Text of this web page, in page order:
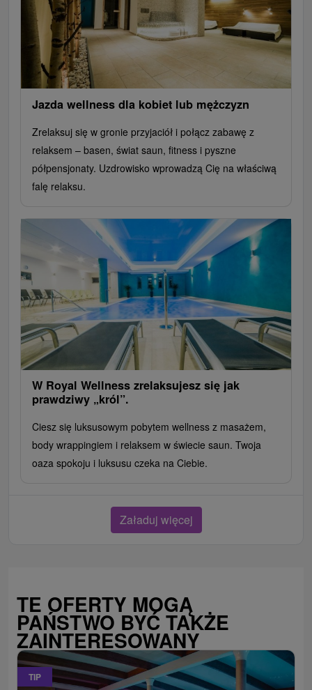
Jazda wellness dla kobiet lub mężczyzn
Zrelaksuj się w gronie przyjaciół i połącz zabawę z
relaksem – basen, świat saun, fitness i pyszne
półpensjonaty. Uzdrowisko wprowadzą Cię na właściwą
falę relaksu.
W Royal Wellness zrelaksujesz się jak
prawdziwy „król”.
Ciesz się luksusowym pobytem wellness z masażem,
body wrappingiem i relaksem w świecie saun. Twoja
oaza spokoju i luksusu czeka na Ciebie.
Załaduj więcej
TE OFERTY MOGĄ
PAŃSTWO BYĆ TAKŻE
ZAINTERESOWANY
TIP